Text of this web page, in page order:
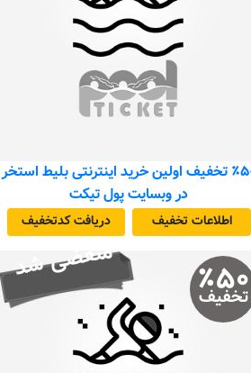
٪۵۰ تخفیف اولین خرید اینترنتی بلیط استخر
در وبسایت پول تیکت
اطلاعات تخفیف دریافت کد‌تخفیف
منقضی شد ۵۰٪
تخفیف